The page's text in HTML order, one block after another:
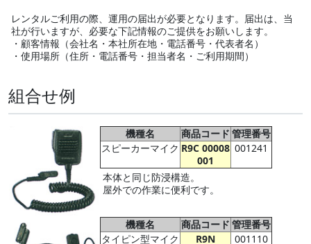
レンタルご利用の際、運用の届出が必要となります。届出は、当
社が行いますが、必要な下記情報のご提供をお願いします。
・顧客情報（会社名・本社所在地・電話番号・代表者名）
・使用場所（住所・電話番号・担当者名・ご利用期間）
組合せ例
機種名 商品コード 管理番号
スピーカーマイク R9C 00008
001
001241
本体と同じ防浸構造。
屋外での作業に便利です。
機種名 商品コード 管理番号
タイピン型マイク
R9N
001110